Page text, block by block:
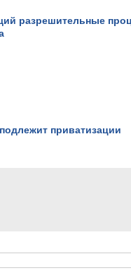
разрешительные
приватизации